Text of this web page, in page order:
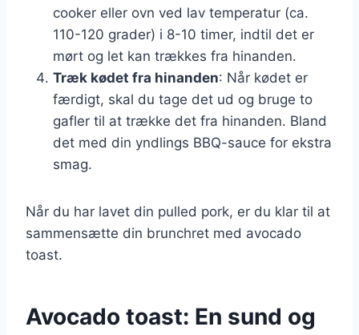
cooker eller ovn ved lav temperatur (ca.
110-120 grader) i 8-10 timer, indtil det er
mørt og let kan trækkes fra hinanden.
Træk kødet fra hinanden: Når kødet er
færdigt, skal du tage det ud og bruge to
gafler til at trække det fra hinanden. Bland
det med din yndlings BBQ-sauce for ekstra
smag.
Når du har lavet din pulled pork, er du klar til at
sammensætte din brunchret med avocado
toast.
Avocado toast: En sund og